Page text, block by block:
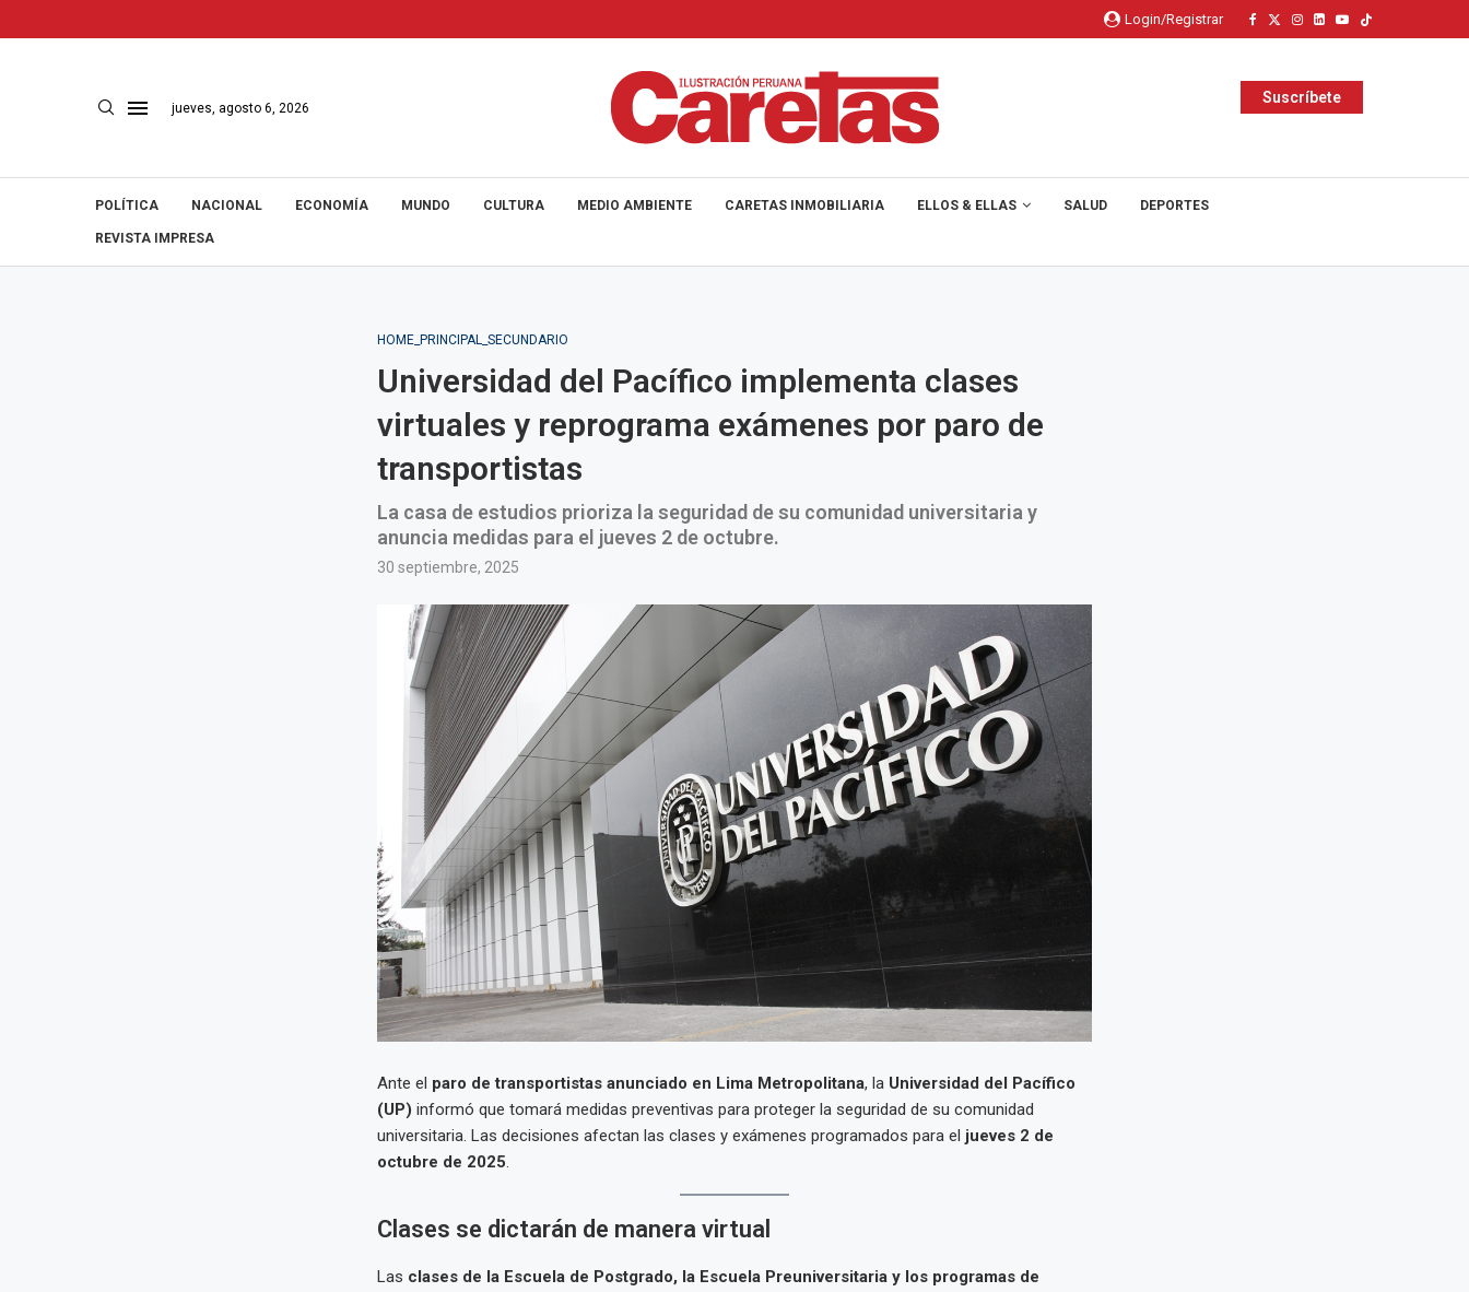
Login/Registrar
jueves, agosto 6, 2026
Suscríbete
POLÍTICA NACIONAL ECONOMÍA MUNDO CULTURA MEDIO AMBIENTE CARETAS INMOBILIARIA ELLOS & ELLAS SALUD DEPORTES
REVISTA IMPRESA
HOME_PRINCIPAL_SECUNDARIO
Universidad del Pacífico implementa clases
virtuales y reprograma exámenes por paro de
transportistas
La casa de estudios prioriza la seguridad de su comunidad universitaria y
anuncia medidas para el jueves 2 de octubre.
30 septiembre, 2025
Ante el paro de transportistas anunciado en Lima Metropolitana, la Universidad del Pacífico
(UP) informó que tomará medidas preventivas para proteger la seguridad de su comunidad
universitaria. Las decisiones afectan las clases y exámenes programados para el jueves 2 de
octubre de 2025.
Clases se dictarán de manera virtual
Las clases de la Escuela de Postgrado, la Escuela Preuniversitaria y los programas de